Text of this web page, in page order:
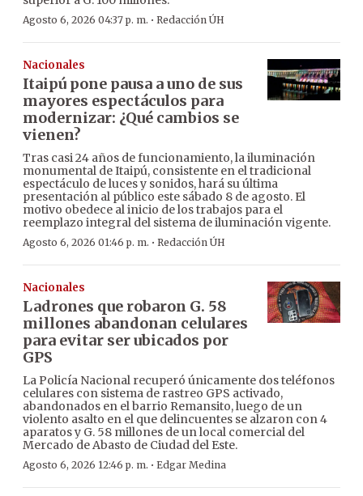
Agosto 6, 2026 04:37 p. m. · Redacción ÚH
Nacionales
Itaipú pone pausa a uno de sus
mayores espectáculos para
modernizar: ¿Qué cambios se
vienen?
Tras casi 24 años de funcionamiento, la iluminación
monumental de Itaipú, consistente en el tradicional
espectáculo de luces y sonidos, hará su última
presentación al público este sábado 8 de agosto. El
motivo obedece al inicio de los trabajos para el
reemplazo integral del sistema de iluminación vigente.
Agosto 6, 2026 01:46 p. m. · Redacción ÚH
Nacionales
Ladrones que robaron G. 58
millones abandonan celulares
para evitar ser ubicados por
GPS
La Policía Nacional recuperó únicamente dos teléfonos
celulares con sistema de rastreo GPS activado,
abandonados en el barrio Remansito, luego de un
violento asalto en el que delincuentes se alzaron con 4
aparatos y G. 58 millones de un local comercial del
Mercado de Abasto de Ciudad del Este.
Agosto 6, 2026 12:46 p. m. · Edgar Medina